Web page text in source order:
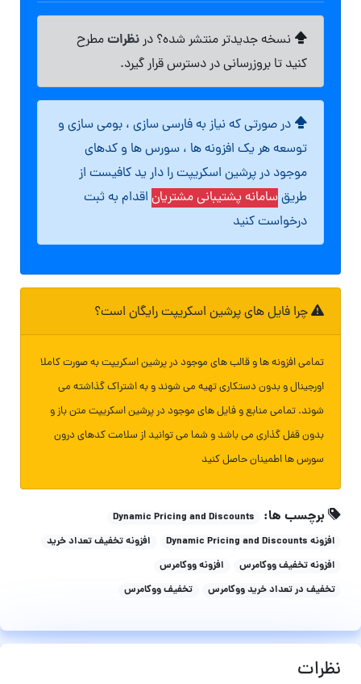
نسخه جدیدتر منتشر شده؟ درنظراتمطرح
کنید تا بروزرسانی در دسترس قرار گیرد.
در صورتی که نیاز به فارسی سازی ، بومی سازی و
توسعه هر یک افزونه ها ، سورس ها و کدهای
موجود در پرشین اسکریپت را دار ید کافیست از
طریقسامانه پشتیبانی مشتریان اقدام به ثبت
درخواست کنید
چرا فایل های پرشین اسکریپت رایگان است؟
تمامی افزونه ها و قالب های موجود در پرشین اسکریپت به صورت کاملا
اورجینال و بدون دستکاری تهیه می شوند و به اشتراک گذاشته می
شوند. تمامی منابع و فایل های موجود در پرشین اسکریپت متن باز و
بدون قفل گذاری می باشد و شما می توانید از سلامت کدهای درون
سورس ها اطمینان حاصل کنید
برچسب ها:
Dynamic Pricing and Discounts
افزونه Dynamic Pricing and Discounts
افزونه تخفیف تعداد خرید
افزونه تخفیف ووکامرس
افزونه ووکامرس
تخفیف در تعداد خرید ووکامرس
تخفیف ووکامرس
نظرات